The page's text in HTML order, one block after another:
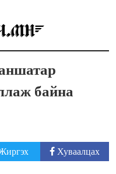
байна
Хуваалцах